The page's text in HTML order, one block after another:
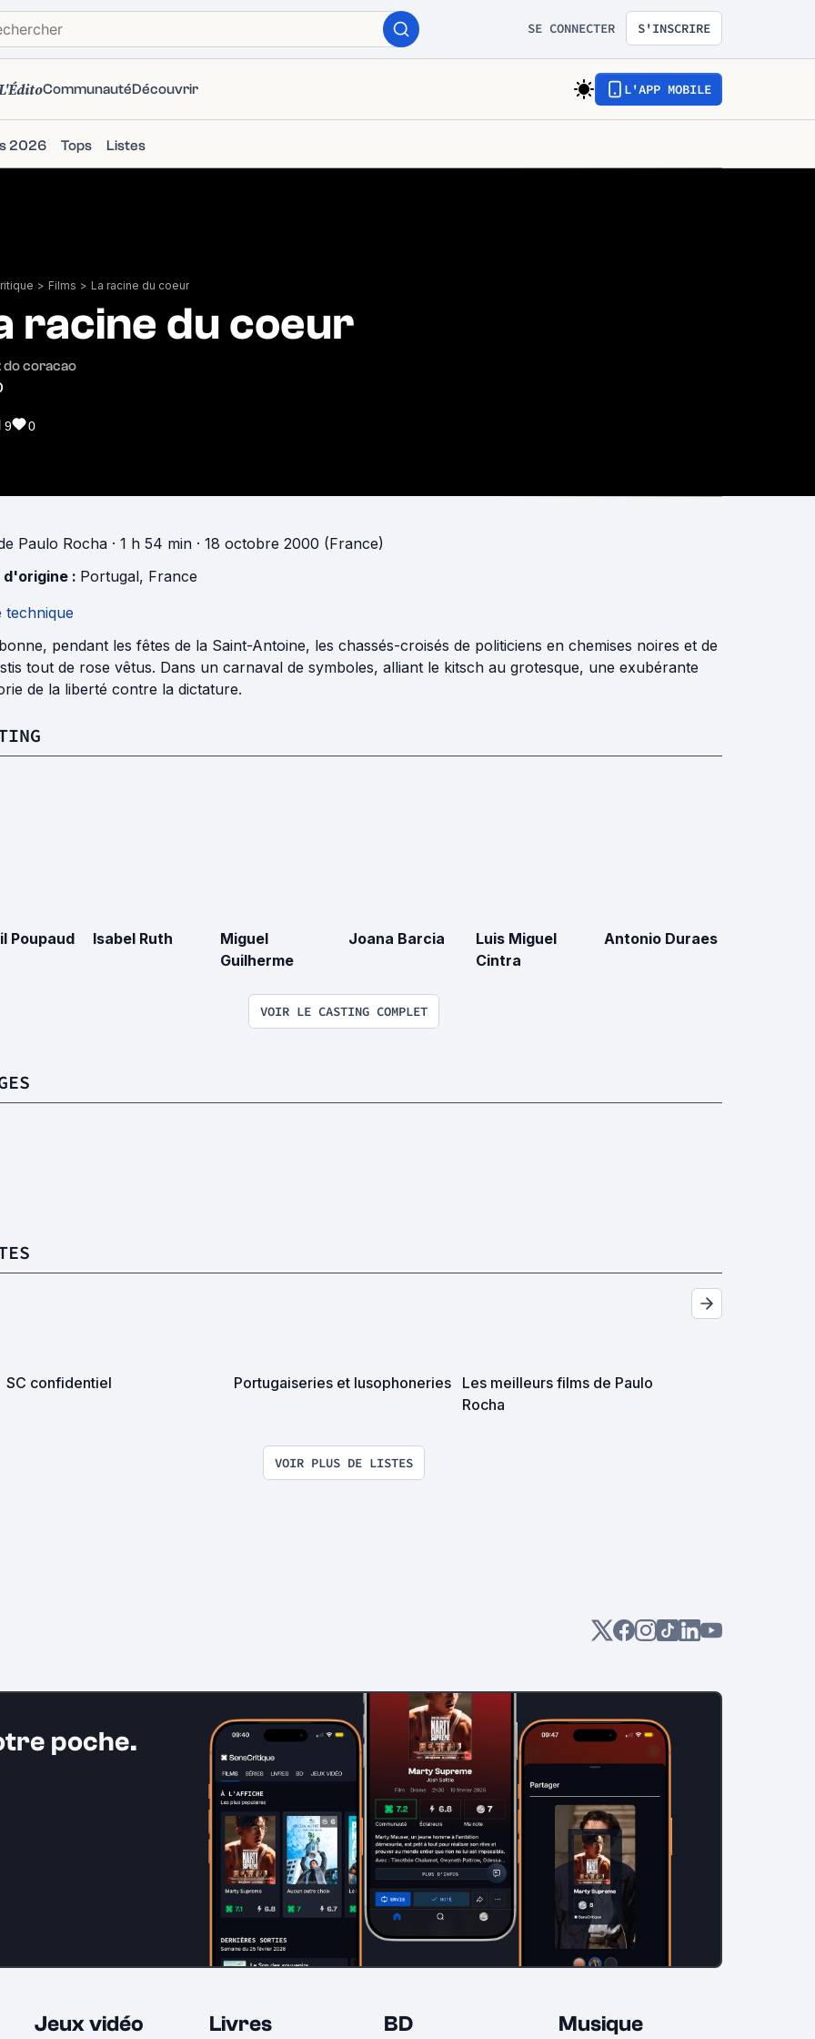
SE CONNECTER S'INSCRIRE
CommunautéDécouvrir L'APP MOBILE
2026 Tops Listes
> Films > La racine du coeur
racine du coeur
do coracao
9 0
Paulo Rocha · 1 h 54 min · 18 octobre 2000 (France)
d'origine : Portugal, France
technique
pendant les fêtes de la Saint-Antoine, les chassés-croisés de politiciens en chemises noires et de
tout de rose vêtus. Dans un carnaval de symboles, alliant le kitsch au grotesque, une exubérante
de la liberté contre la dictature.
Poupaud Isabel Ruth
Miguel
Guilherme
Joana Barcia
Luis Miguel
Cintra
Antonio Duraes
VOIR LE CASTING COMPLET
SC confidentiel Portugaiseries et lusophoneries
Les meilleurs films de Paulo
Rocha
VOIR PLUS DE LISTES
poche.
Jeux vidéo Livres BD Musique